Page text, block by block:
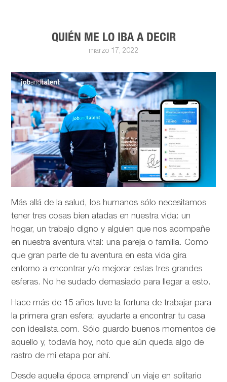
QUIÉN ME LO IBA A DECIR
marzo 17, 2022
Más allá de la salud, los humanos sólo necesitamos
tener tres cosas bien atadas en nuestra vida: un
hogar, un trabajo digno y alguien que nos acompañe
en nuestra aventura vital: una pareja o familia. Como
que gran parte de tu aventura en esta vida gira
entorno a encontrar y/o mejorar estas tres grandes
esferas. No he sudado demasiado para llegar a esto.
Hace más de 15 años tuve la fortuna de trabajar para
la primera gran esfera: ayudarte a encontrar tu casa
con idealista.com. Sólo guardo buenos momentos de
aquello y, todavía hoy, noto que aún queda algo de
rastro de mi etapa por ahí.
Desde aquella época emprendí un viaje en solitario